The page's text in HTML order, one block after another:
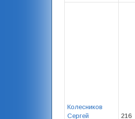
Колесников
Сергей
216